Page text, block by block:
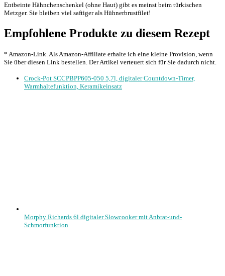
Entbeinte Hähnchenschenkel (ohne Haut) gibt es meinst beim türkischen
Metzger. Sie bleiben viel saftiger als Hühnerbrustfilet!
Empfohlene Produkte zu diesem Rezept
* Amazon-Link. Als Amazon-Affiliate erhalte ich eine kleine Provision, wenn
Sie über diesen Link bestellen. Der Artikel verteuert sich für Sie dadurch nicht.
Crock-Pot SCCPBPP605-050 5,7l, digitaler Countdown-Timer,
Warmhaltefunktion, Keramikeinsatz
Morphy Richards 6l digitaler Slowcooker mit Anbrat-und-
Schmorfunktion